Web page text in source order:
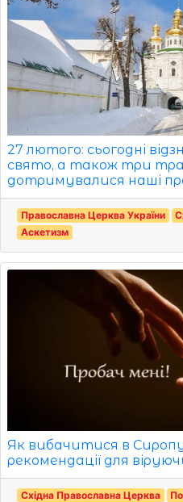
27 лютого: сьогодні
свято, а також три
дотримувалися наші
Православна Церква України
Аскетизм
Як вибачитися в
рекомендації для
Східна Православна Церква